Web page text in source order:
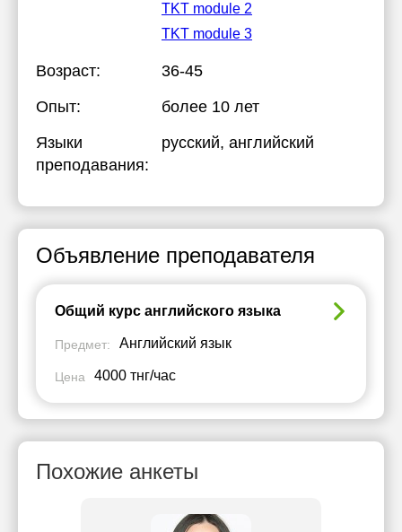
TKT module 2
TKT module 3
Возраст:
36-45
Опыт:
более 10 лет
Языки
преподавания:
русский, английский
Объявление преподавателя
Общий курс английского языка
Предмет: Английский язык
Цена 4000 тнг/час
Похожие анкеты